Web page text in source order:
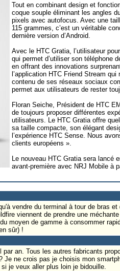
Tout en combinant design et
coque souple éliminant les angles
pixels avec autofocus. Avec une
115 grammes, c’est un véritable
dernière version d’Android.
Avec le HTC Gratia, l’utilisateur
qui permet d’utiliser son téléphone
en offrant des innovations
l’application HTC Friend Stream
contenu de ses réseaux sociaux
permet aux utilisateurs de rester
Floran Seiche, Président de HTC
de toujours proposer différentes
utilisateurs. Le HTC Gratia offre
sa taille compacte, son élégant
l’expérience HTC Sense. Nous
clients européens ».
Le nouveau HTC Gratia sera lancé
avant-première avec NRJ Mobile à
vendre du terminal à tour de bras
viennent de prendre une
moyen de gamme à consommer
sûr) !
an. Tous les autres fabricants
ne crois pas je choisis mon
je veux aller plus loin je bidouille.